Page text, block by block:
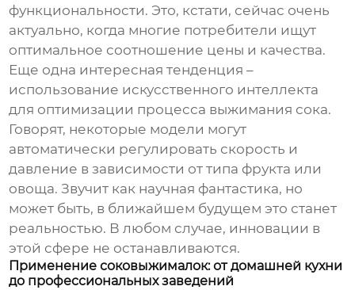
функциональности. Это, кстати, сейчас очень
актуально, когда многие потребители ищут
оптимальное соотношение цены и качества.
Еще одна интересная тенденция –
использование искусственного интеллекта
для оптимизации процесса выжимания сока.
Говорят, некоторые модели могут
автоматически регулировать скорость и
давление в зависимости от типа фрукта или
овоща. Звучит как научная фантастика, но
может быть, в ближайшем будущем это станет
реальностью. В любом случае, инновации в
этой сфере не останавливаются.
Применение соковыжималок: от домашней кухни
до профессиональных заведений